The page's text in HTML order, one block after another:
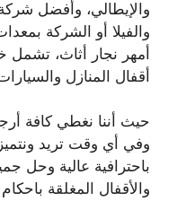
والإيطالي، وأفضل
والفيلا أو الشركة
أمهر نجار أثاث،
أقفال المنازل
وفي أي وقت تريد
باحترافية عالية وحل
والأقفال المغلقة